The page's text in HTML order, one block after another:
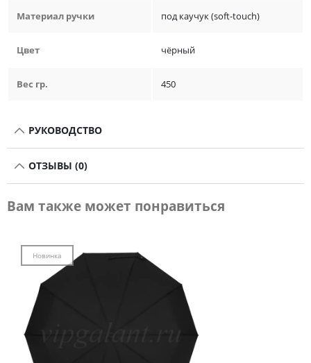
Материал ручки под каучук (soft-touch)
Цвет чёрный
Вес гр. 450
РУКОВОДСТВО
ОТЗЫВЫ (0)
Вам также может понравиться
Новинка